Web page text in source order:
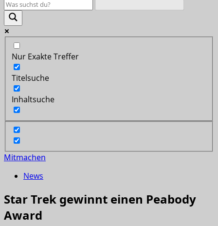
Nur Exakte Treffer
Titelsuche
Inhaltsuche
Mitmachen
News
Star Trek gewinnt einen Peabody
Award